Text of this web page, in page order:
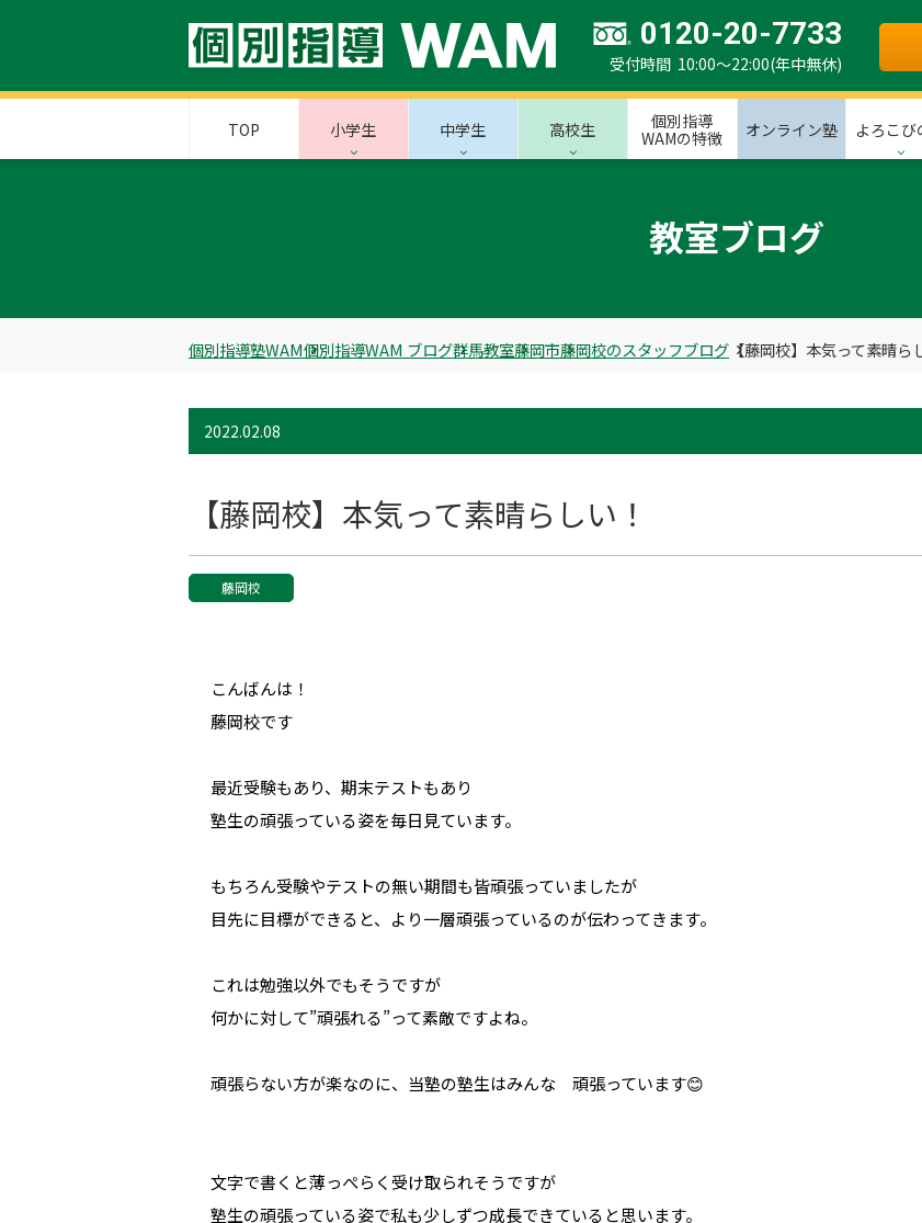
0120-20-7733
受付時間 10:00～22:00(年中無休)
TOP 小学生 中学生 高校生
個別指導
WAMの特徴
オンライン塾 よろこび
教室ブログ
個別指導塾WAM個別指導WAM ブログ群馬教室藤岡市藤岡校のスタッフブログ 【藤岡校】本気って素晴ら
2022.02.08
【藤岡校】本気って素晴らしい！
藤岡校
こんばんは！
藤岡校です
最近受験もあり、期末テストもあり
塾生の頑張っている姿を毎日見ています。
もちろん受験やテストの無い期間も皆頑張っていましたが
目先に目標ができると、より一層頑張っているのが伝わってきます。
これは勉強以外でもそうですが
何かに対して”頑張れる”って素敵ですよね。
頑張らない方が楽なのに、当塾の塾生はみんな 頑張っています😊
文字で書くと薄っぺらく受け取られそうですが
塾生の頑張っている姿で私も少しずつ成長できていると思います。